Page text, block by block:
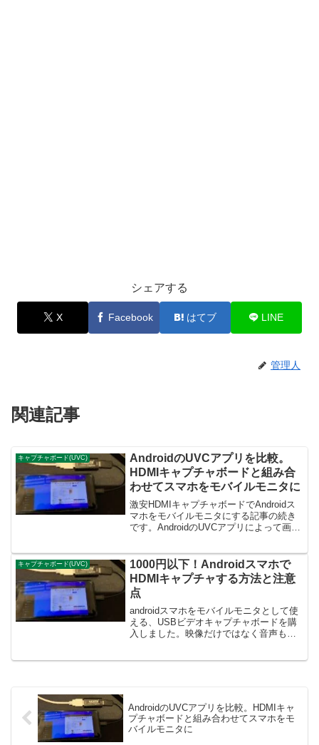
シェアする
X Facebook はてブ LINE
管理人
関連記事
キャプチャボード(UVC)
AndroidのUVCアプリを比較。
HDMIキャプチャボードと組み合
わせてスマホをモバイルモニタに
激安HDMIキャプチャボードでAndroidス
マホをモバイルモニタにする記事の続き
です。AndroidのUVCアプリによって画質
UVC Player(FPVi...
キャプチャボード(UVC)
1000円以下！Androidスマホで
HDMIキャプチャする方法と注意
点
androidスマホをモバイルモニタとして使
える、USBビデオキャプチャボードを購
入しました。映像だけではなく音声もキ
AndroidのUVCアプリを比較。HDMIキャ
プチャボードと組み合わせてスマホをモ
バイルモニタに